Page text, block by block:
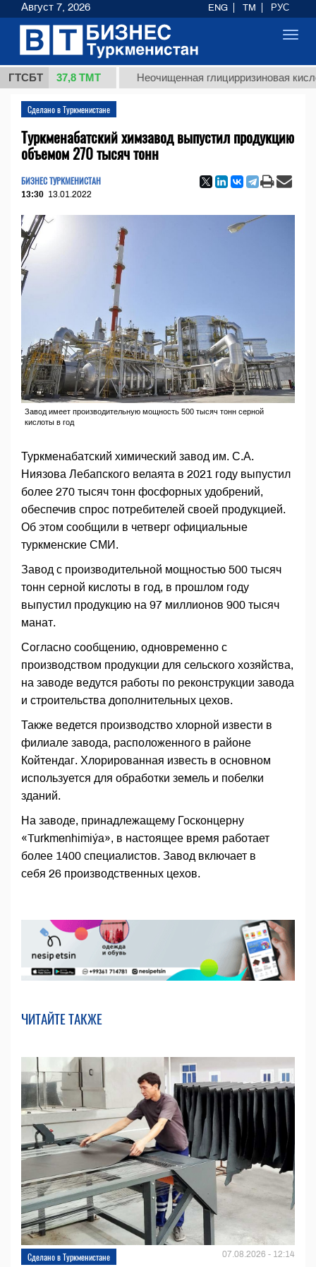
ГТСБТ37,8 ТМТ Неочищенная глицирризиновая кислота
Сделано в Туркменистане
Туркменабатский химзавод выпустил продукцию
объемом 270 тысяч тонн
БИЗНЕС ТУРКМЕНИСТАН
13:30 13.01.2022
Завод имеет производительную мощность 500 тысяч тонн серной
кислоты в год
Туркменабатский химический завод им. С.А.
Ниязова Лебапского велаята в 2021 году выпустил
более 270 тысяч тонн фосфорных удобрений,
обеспечив спрос потребителей своей продукцией.
Об этом сообщили в четверг официальные
туркменские СМИ.
Завод с производительной мощностью 500 тысяч
тонн серной кислоты в год, в прошлом году
выпустил продукцию на 97 миллионов 900 тысяч
манат.
Согласно сообщению, одновременно с
производством продукции для сельского хозяйства,
на заводе ведутся работы по реконструкции завода
и строительства дополнительных цехов.
Также ведется производство хлорной извести в
филиале завода, расположенного в районе
Койтендаг. Хлорированная известь в основном
используется для обработки земель и побелки
зданий.
На заводе, принадлежащему Госконцерну
«Turkmenhimiýa», в настоящее время работает
более 1400 специалистов. Завод включает в
себя 26 производственных цехов.
ЧИТАЙТЕ ТАКЖЕ
Сделано в Туркменистане 07.08.2026 - 12:14
Август 7, 2026 ENG TM РУС